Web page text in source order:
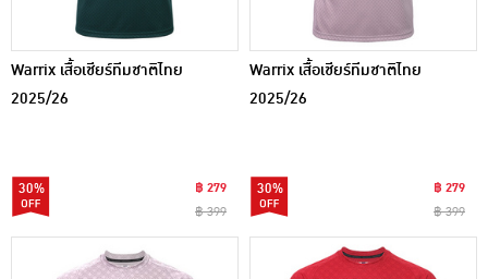
Warrix เสื้อเชียร์ทีมชาติไทย
2025/26
30%
฿ 279
฿ 399
Warrix เสื้อเชียร์ทีมชาติไทย
2025/26
30%
฿ 279
฿ 399